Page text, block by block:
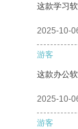
这款学习
2025-10-
游客
这款办公
2025-10-
游客